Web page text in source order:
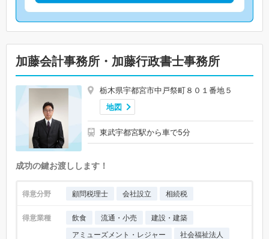
加藤会計事務所・加藤行政書士事務所
栃木県宇都宮市中戸祭町８０１番地５
地図
東武宇都宮駅から車で5分
成功の鍵お渡しします！
得意分野 顧問税理士 会社設立 相続税
得意業種 飲食 流通・小売
建設・建築
アミューズメント・レジャー
社会福祉法人